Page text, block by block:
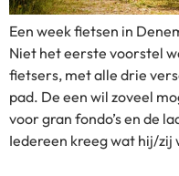
Een week fietsen in
Niet het eerste voorstel
fietsers, met alle drie
pad. De een wil zoveel
voor gran fondo’s en de
Iedereen kreeg wat hij/